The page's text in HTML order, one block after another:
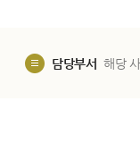
담당부서 해당